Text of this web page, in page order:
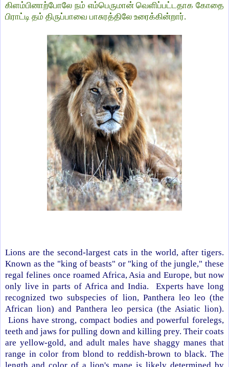
கிளம்பினாற்போலே நம் எம்பெருமான் வெளிப்பட்டதாக கோதை
பிராட்டி தம் திருப்பாவை பாசுரத்திலே உரைக்கின்றார்.
Lions are the second-largest cats in the world, after tigers.
Known as the "king of beasts" or "king of the jungle," these
regal felines once roamed Africa, Asia and Europe, but now
only live in parts of Africa and India. Experts have long
recognized two subspecies of lion, Panthera leo leo (the
African lion) and Panthera leo persica (the Asiatic lion).
Lions have strong, compact bodies and powerful forelegs,
teeth and jaws for pulling down and killing prey. Their coats
are yellow-gold, and adult males have shaggy manes that
range in color from blond to reddish-brown to black. The